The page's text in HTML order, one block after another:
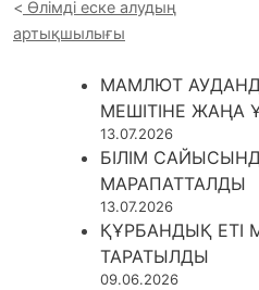
Өлімді еске алудың
артықшылығы
МАМЛЮТ
МЕШІТІНЕ ЖАҢА
13.07.2026
БІЛІМ
МАРАПАТТАЛДЫ
13.07.2026
ҚҰРБАНДЫҚ ЕТІ
ТАРАТЫЛДЫ
09.06.2026